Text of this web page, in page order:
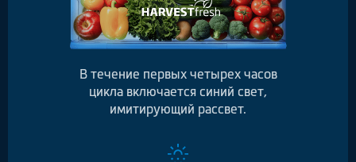
В течение первых четырех часов
цикла включается синий свет,
имитирующий рассвет.